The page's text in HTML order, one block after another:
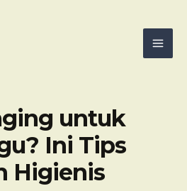
untuk
Ini Tips
Higienis